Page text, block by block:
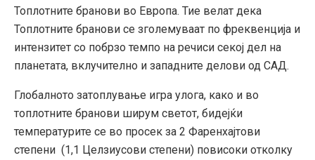
Топлотните бранови во Европа. Тие велат дека
Топлотните бранови се зголемуваат по фреквенција и
интензитет со побрзо темпо на речиси секој дел на
планетата, вклучително и западните делови од САД.
Глобалното затоплување игра улога, како и во
топлотните бранови ширум светот, бидејќи
температурите се во просек за 2 Фаренхајтови
степени (1,1 Целзиусови степени) повисоки отколку